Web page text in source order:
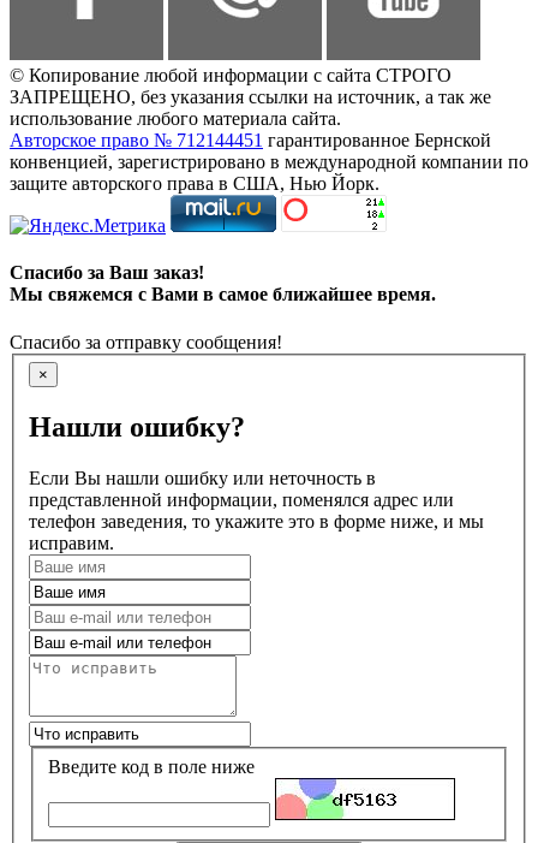
© Копирование любой информации с сайта СТРОГО
ЗАПРЕЩЕНО, без указания ссылки на источник, а так же
использование любого материала сайта.
Авторское право № 712144451 гарантированное Бернской
конвенцией, зарегистрировано в международной компании по
защите авторского права в США, Нью Йорк.
Спасибо за Ваш заказ!
Мы свяжемся с Вами в самое ближайшее время.
Спасибо за отправку сообщения!
×
Нашли ошибку?
Если Вы нашли ошибку или неточность в
представленной информации, поменялся адрес или
телефон заведения, то укажите это в форме ниже, и мы
исправим.
Введите код в поле ниже